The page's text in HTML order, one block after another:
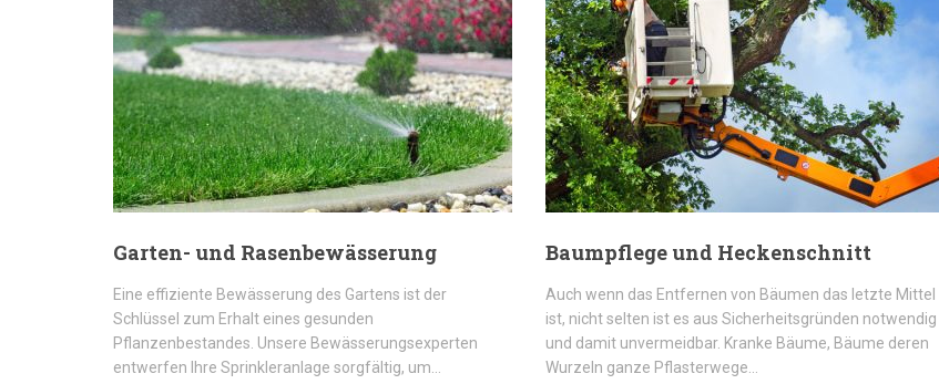
Garten- und Rasenbewässerung
Eine effiziente Bewässerung des Gartens ist der
Schlüssel zum Erhalt eines gesunden
Pflanzenbestandes. Unsere Bewässerungsexperten
entwerfen Ihre Sprinkleranlage sorgfältig, um…
Baumpflege und Heckenschnitt
Auch wenn das Entfernen von Bäumen das letzte Mittel
ist, nicht selten ist es aus Sicherheitsgründen notwendig
und damit unvermeidbar. Kranke Bäume, Bäume deren
Wurzeln ganze Pflasterwege…